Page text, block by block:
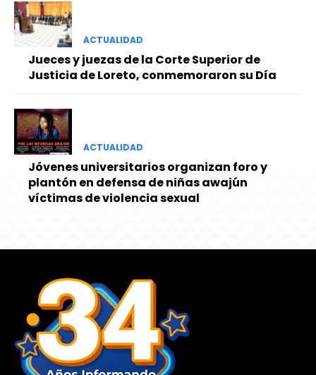
ACTUALIDAD
Jueces y juezas de la Corte Superior de
Justicia de Loreto, conmemoraron su Día
ACTUALIDAD
Jóvenes universitarios organizan foro y
plantón en defensa de niñas awajún
víctimas de violencia sexual